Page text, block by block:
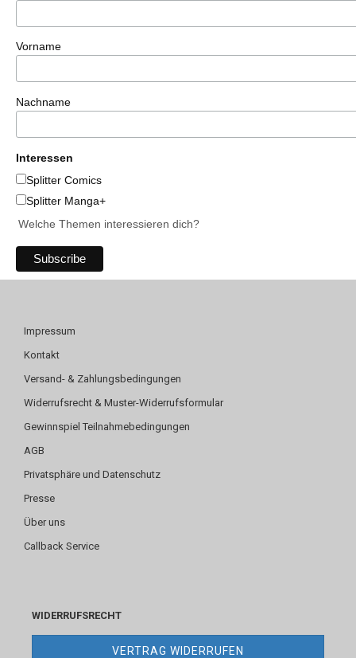
Vorname
Nachname
Interessen
Splitter Comics
Splitter Manga+
Welche Themen interessieren dich?
Impressum
Kontakt
Versand- & Zahlungsbedingungen
Widerrufsrecht & Muster-Widerrufsformular
Gewinnspiel Teilnahmebedingungen
AGB
Privatsphäre und Datenschutz
Presse
Über uns
Callback Service
WIDERRUFSRECHT
VERTRAG WIDERRUFEN